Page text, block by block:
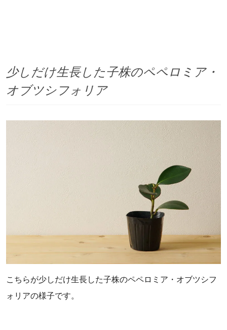
少しだけ生長した子株のペペロミア・
オブツシフォリア
こちらが少しだけ生長した子株のペペロミア・オブツシフ
ォリアの様子です。